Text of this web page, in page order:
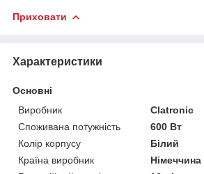
Приховати
Характеристики
Основні
Виробник
Clatronic
Споживана потужність
600 Вт
Колір корпусу
Білий
Країна виробник
Німеччина